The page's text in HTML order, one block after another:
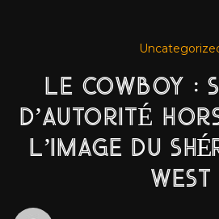
LE COWBOY :
D’AUTORITÉ
L’IMAGE DU
WEST